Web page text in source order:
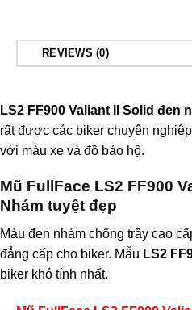
REVIEWS (0)
LS2 FF900 Valiant II Solid đen
rất được các biker chuyên
với màu xe và đồ bảo hộ.
Mũ FullFace LS2 FF900
Nhám tuyệt đẹp
Màu đen nhám chống trầy cao
đẳng cấp cho biker. Mẫu LS2
biker khó tính nhất.